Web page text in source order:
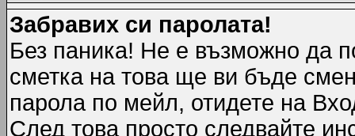
Забравих си паролата!
Без паника! Не е възможно да
сметка на това ще ви бъде
парола по мейл, отидете на
След това просто следвайте